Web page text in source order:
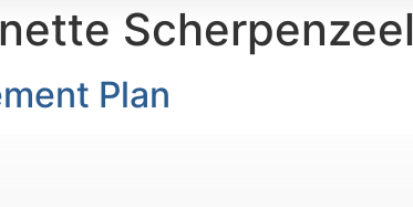
Scherpenzeel
Plan